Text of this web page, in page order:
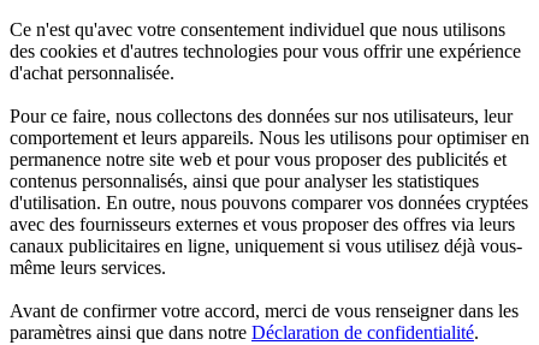
Ce n'est qu'avec votre consentement individuel que nous utilisons
des cookies et d'autres technologies pour vous offrir une expérience
d'achat personnalisée.
Pour ce faire, nous collectons des données sur nos utilisateurs, leur
comportement et leurs appareils. Nous les utilisons pour optimiser en
permanence notre site web et pour vous proposer des publicités et
contenus personnalisés, ainsi que pour analyser les statistiques
d'utilisation. En outre, nous pouvons comparer vos données cryptées
avec des fournisseurs externes et vous proposer des offres via leurs
canaux publicitaires en ligne, uniquement si vous utilisez déjà vous-
même leurs services.
Avant de confirmer votre accord, merci de vous renseigner dans les
paramètres ainsi que dans notre Déclaration de confidentialité.